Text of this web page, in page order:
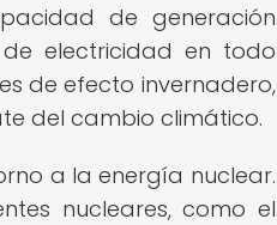
de generación
electricidad en todo
de efecto invernadero,
del cambio climático.
a la energía nuclear.
nucleares, como el